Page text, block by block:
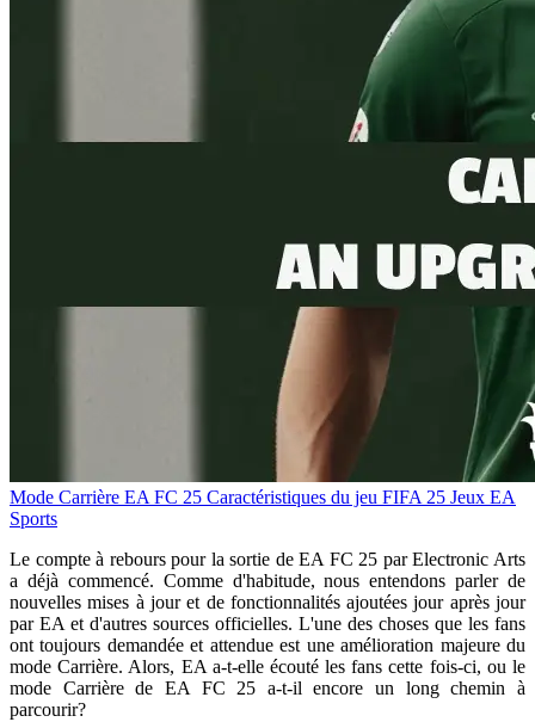
Mode Carrière EA FC 25 Caractéristiques du jeu FIFA 25 Jeux EA
Sports
Le compte à rebours pour la sortie deEA FC 25 par Electronic Arts
a déjà commencé. Comme d'habitude, nous entendons parler de
nouvelles mises à jour et de fonctionnalités ajoutées jour après jour
par EA et d'autres sources officielles. L'une des choses que les fans
ont toujours demandée et attendue est une amélioration majeure du
mode Carrière. Alors, EA a-t-elle écouté les fans cette fois-ci, ou le
mode Carrière de EA FC 25 a-t-il encore un long chemin à
parcourir?